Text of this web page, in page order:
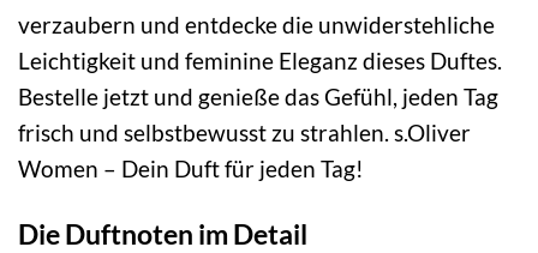
verzaubern und entdecke die unwiderstehliche
Leichtigkeit und feminine Eleganz dieses Duftes.
Bestelle jetzt und genieße das Gefühl, jeden Tag
frisch und selbstbewusst zu strahlen. s.Oliver
Women – Dein Duft für jeden Tag!
Die Duftnoten im Detail